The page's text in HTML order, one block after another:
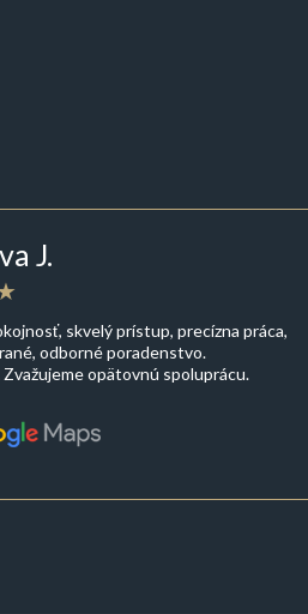
J.
skvelý prístup, precízna práca,
odborné poradenstvo.
opätovnú spoluprácu.